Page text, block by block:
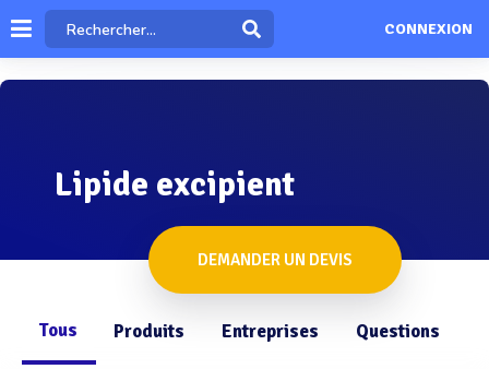
CONNEXION
Lipide excipient
DEMANDER UN DEVIS
Tous Produits Entreprises Questions